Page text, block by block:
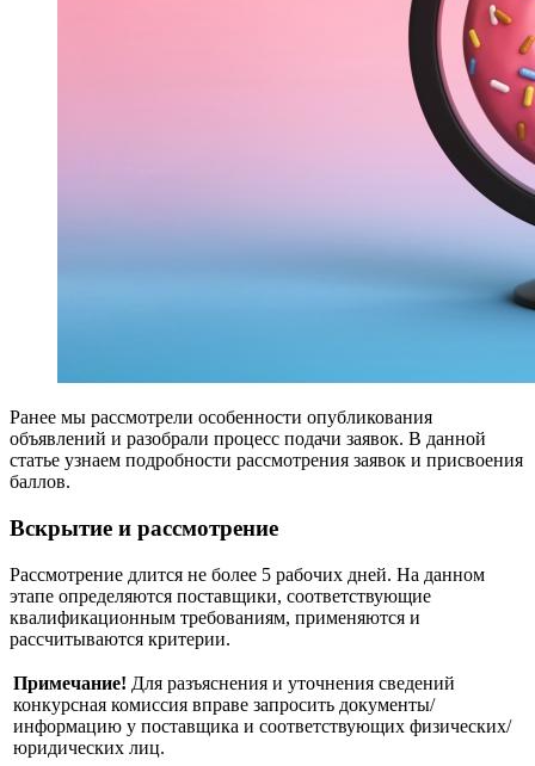
Ранее мы рассмотрели особенности опубликования
объявлений и разобрали процесс подачи заявок. В данной
статье узнаем подробности рассмотрения заявок и присвоения
баллов.
Вскрытие и рассмотрение
Рассмотрение длится не более 5 рабочих дней. На данном
этапе определяются поставщики, соответствующие
квалификационным требованиям, применяются и
рассчитываются критерии.
Примечание! Для разъяснения и уточнения сведений
конкурсная комиссия вправе запросить документы/
информацию у поставщика и соответствующих физических/
юридических лиц.